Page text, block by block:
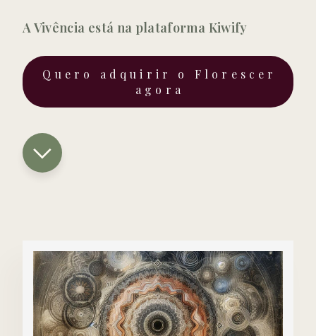
A Vivência está na plataforma Kiwify
Quero adquirir o Florescer
agora